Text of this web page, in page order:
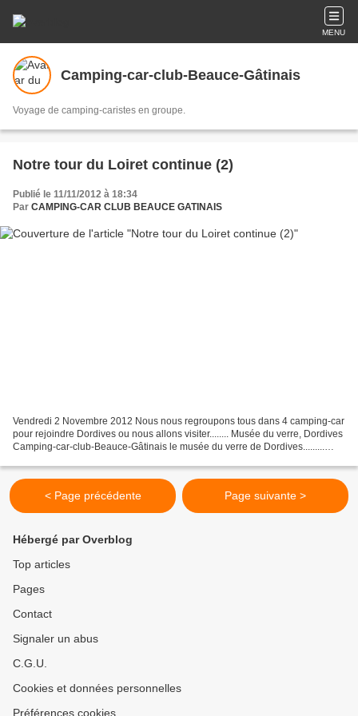
MENU
Camping-car-club-Beauce-Gâtinais
Voyage de camping-caristes en groupe.
Notre tour du Loiret continue (2)
Publié le 11/11/2012 à 18:34
Par CAMPING-CAR CLUB BEAUCE GATINAIS
Vendredi 2 Novembre 2012 Nous nous regroupons tous dans 4 camping-car
pour rejoindre Dordives ou nous allons visiter........ Musée du verre, Dordives
Camping-car-club-Beauce-Gâtinais le musée du verre de Dordives.........
< Page précédente Page suivante >
Hébergé par Overblog
Top articles
Pages
Contact
Signaler un abus
C.G.U.
Cookies et données personnelles
Préférences cookies